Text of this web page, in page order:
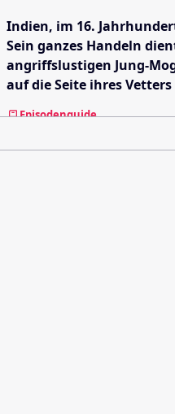
Indien, im 16.
Sein ganzes Handeln
angriffslustigen Jung-
auf die Seite ihres
Episodenguide